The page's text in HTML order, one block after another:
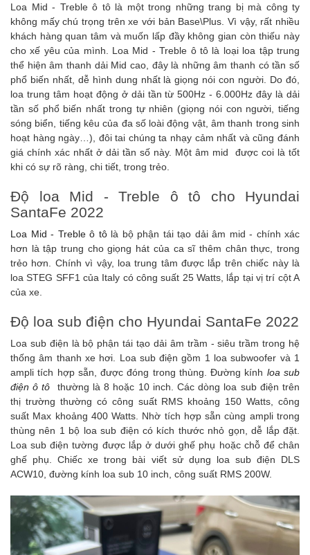
Loa Mid - Treble ô tô là một trong những trang bị mà công ty
không mấy chú trọng trên xe với bản Base\Plus. Vì vậy, rất nhiều
khách hàng quan tâm và muốn lấp đầy không gian còn thiếu này
cho xế yêu của mình. Loa Mid - Treble ô tô là loại loa tập trung
thể hiện âm thanh dải Mid cao, đây là những âm thanh có tần số
phổ biến nhất, dễ hình dung nhất là giọng nói con người. Do đó,
loa trung tâm hoạt động ở dải tần từ 500Hz - 6.000Hz đây là dải
tần số phổ biến nhất trong tự nhiên (giọng nói con người, tiếng
sóng biển, tiếng kêu của đa số loài động vật, âm thanh trong sinh
hoạt hàng ngày…), đôi tai chúng ta nhạy cảm nhất và cũng đánh
giá chính xác nhất ở dải tần số này. Một âm mid được coi là tốt
khi có sự rõ ràng, chi tiết, trong trẻo.
Độ loa Mid - Treble ô tô cho Hyundai
SantaFe 2022
Loa Mid - Treble ô tôlà bộ phận tái tạo dải âm mid - chính xác
hơn là tập trung cho giọng hát của ca sĩ thêm chân thực, trong
trẻo hơn. Chính vì vậy, loa trung tâm được lắp trên chiếc này là
loa STEG SFF1 của Italy có công suất 25 Watts, lắp tại vị trí cột A
của xe.
Độ loa sub điện cho Hyundai SantaFe 2022
Loa sub điện là bộ phận tái tạo dải âm trầm - siêu trầm trong hệ
thống âm thanh xe hơi. Loa sub điện gồm 1 loa subwoofer và 1
ampli tích hợp sẵn, được đóng trong thùng. Đường kính loa sub
điện ô tô thường là 8 hoặc 10 inch. Các dòng loa sub điện trên
thị trường thường có công suất RMS khoảng 150 Watts, công
suất Max khoảng 400 Watts. Nhờ tích hợp sẵn cùng ampli trong
thùng nên 1 bộ loa sub điện có kích thước nhỏ gọn, dễ lắp đặt.
Loa sub điện tường được lắp ở dưới ghế phụ hoặc chỗ để chân
ghế phụ. Chiếc xe trong bài viết sử dụng loa sub điện DLS
ACW10, đường kính loa sub 10 inch, công suất RMS 200W.